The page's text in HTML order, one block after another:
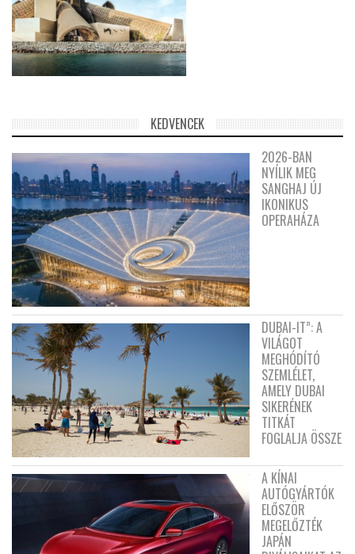
KEDVENCEK
2026-BAN
NYÍLIK MEG
SANGHAJ ÚJ
IKONIKUS
OPERAHÁZA
DUBAI-IT”: A
VILÁGOT
MEGHÓDÍTÓ
SZEMLÉLET,
AMELY DUBAI
SIKERÉNEK
TITKÁT
FOGLALJA ÖSSZE
A KÍNAI
AUTÓGYÁRTÓK
ELŐSZÖR
MEGELŐZTÉK
JAPÁN